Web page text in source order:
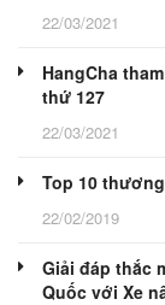
22/03/2021
HangCha
thứ 127
22/03/2021
Top 10
22/02/2019
Giải đáp thắc
Quốc với Xe